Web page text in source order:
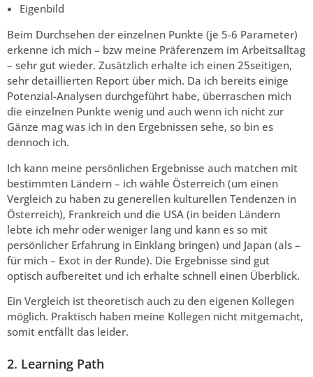
Eigenbild
Beim Durchsehen der einzelnen Punkte (je 5-6 Parameter)
erkenne ich mich – bzw meine Präferenzem im Arbeitsalltag
– sehr gut wieder. Zusätzlich erhalte ich einen 25seitigen,
sehr detaillierten Report über mich. Da ich bereits einige
Potenzial-Analysen durchgeführt habe, überraschen mich
die einzelnen Punkte wenig und auch wenn ich nicht zur
Gänze mag was ich in den Ergebnissen sehe, so bin es
dennoch ich.
Ich kann meine persönlichen Ergebnisse auch matchen mit
bestimmten Ländern – ich wähle Österreich (um einen
Vergleich zu haben zu generellen kulturellen Tendenzen in
Österreich), Frankreich und die USA (in beiden Ländern
lebte ich mehr oder weniger lang und kann es so mit
persönlicher Erfahrung in Einklang bringen) und Japan (als –
für mich – Exot in der Runde). Die Ergebnisse sind gut
optisch aufbereitet und ich erhalte schnell einen Überblick.
Ein Vergleich ist theoretisch auch zu den eigenen Kollegen
möglich. Praktisch haben meine Kollegen nicht mitgemacht,
somit entfällt das leider.
2. Learning Path